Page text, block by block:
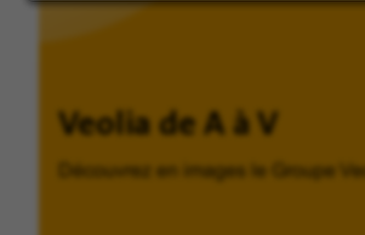
Veolia de A à V
Découvrez en images le Groupe